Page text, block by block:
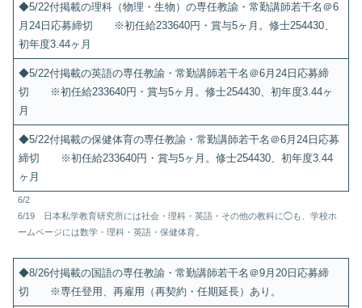
◆5/22付掲載の理科（物理・生物）の専任教諭・常勤講師若干名＠6
月24日応募締切 ※初任給233640円・賞与5ヶ月。修士254430、
初年度3.44ヶ月
◆5/22付掲載の英語の専任教諭・常勤講師若干名＠6月24日応募締
切 ※初任給233640円・賞与5ヶ月。修士254430、初年度3.44ヶ
月
◆5/22付掲載の保健体育の専任教諭・常勤講師若干名＠6月24日応募
締切 ※初任給233640円・賞与5ヶ月。修士254430、初年度3.44
ヶ月
6/2
6/19 日本私学教育研究所には社会・理科・英語・その他の教科に◯も、学校ホ
ームページには数学・理科・英語・保健体育。
◆8/26付掲載の国語の専任教諭・常勤講師若干名＠9月20日応募締
切 ※専任登用、再雇用（再契約・任期延長）あり。